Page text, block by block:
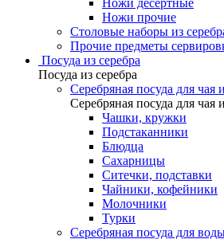
Ножи десертные
Ножи прочие
Столовые наборы из
Прочие предметы
Посуда из серебра
Посуда из серебра
Серебряная посуда для чая
Серебряная посуда для чая
Чашки, кружки
Подстаканники
Блюдца
Сахарницы
Ситечки, подставки
Чайники, кофейники
Молочники
Турки
Серебряная посуда для